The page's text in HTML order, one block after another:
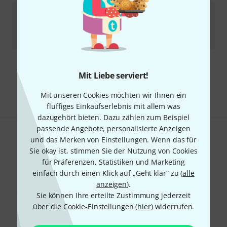
Mit Liebe serviert!
Mit unseren Cookies möchten wir Ihnen ein
fluffiges Einkaufserlebnis mit allem was
dazugehört bieten. Dazu zählen zum Beispiel
passende Angebote, personalisierte Anzeigen
und das Merken von Einstellungen. Wenn das für
Sie okay ist, stimmen Sie der Nutzung von Cookies
für Präferenzen, Statistiken und Marketing
einfach durch einen Klick auf „Geht klar“ zu (alle
anzeigen).
Sie können Ihre erteilte Zustimmung jederzeit
über die Cookie-Einstellungen (hier) widerrufen.
CB-AG15 Acoustic Gigbag
In 1–2 Wochen lieferbar
Kostenloser Versand ab 29 €
Gefällt Ihnen, was Sie sehen?
Teilen Hilfe & Feedback